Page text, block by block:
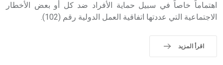
الملوك الذين حكموا مدينة إديسا (الرها) من أبجر الأول وحتى
التاسع، وهم ينتسبون إلى أسرة أوسروين
اهتماماً خاصاً في سبيل حماية الأفراد ضد كل أو بعض الأخطار
الاجتماعية التي عددتها اتفاقية العمل الدولية رقم (102).
اقرأ المزيد